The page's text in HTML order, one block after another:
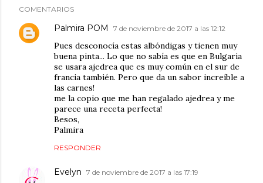
COMENTARIOS
Palmira POM 7 de noviembre de 2017 a las 12:12
Pues desconocía estas albóndigas y tienen muy
buena pinta... Lo que no sabía es que en Bulgaria
se usara ajedrea que es muy común en el sur de
francia también. Pero que da un sabor increíble a
las carnes!
me la copio que me han regalado ajedrea y me
parece una receta perfecta!
Besos,
Palmira
RESPONDER
Evelyn 7 de noviembre de 2017 a las 17:19